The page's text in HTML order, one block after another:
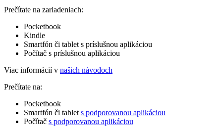
Prečítate na zariadeniach:
Pocketbook
Kindle
Smartfón či tablet s príslušnou aplikáciou
Počítač s príslušnou aplikáciou
Viac informácií v našich návodoch
Prečítate na:
Pocketbook
Smartfón či tablet s podporovanou aplikáciou
Počítač s podporovanou aplikáciou